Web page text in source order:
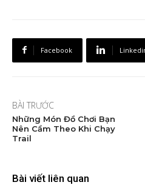
Facebook
BÀI TRƯỚC
Những Món Đồ Chơi Bạn
Nên Cầm Theo Khi Chạy
Trail
Bài viết liên quan